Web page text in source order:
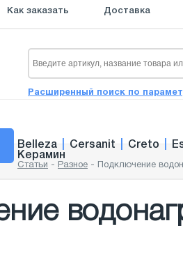
Как заказать Доставка
Расширенный поиск по
Belleza Cersanit Creto
Керамин
Статьи - Разное - Подключение